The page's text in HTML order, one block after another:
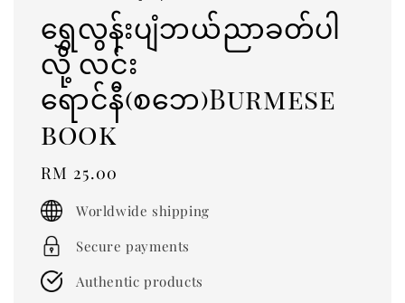
ရွှေလွန်းပျံဘယ်ညာခတ်ပါ
လို့ လင်း
ရောင်နီ(စဘေ)Burmese
book
Regular
price
RM 25.00
Worldwide shipping
Secure payments
Authentic products